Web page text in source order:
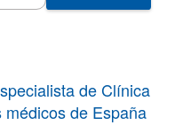
de Clínica
de España